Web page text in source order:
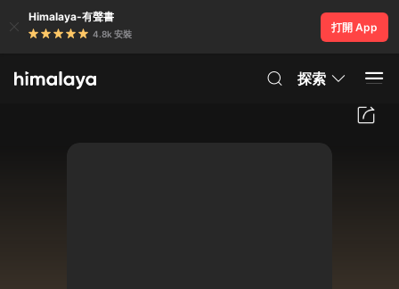
Himalaya-有聲書
4.8k 安裝
打開 App
探索